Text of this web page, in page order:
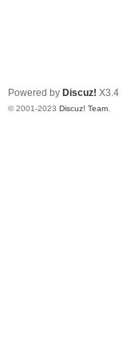
Powered by Discuz! X3.4
© 2001-2023 Discuz! Team